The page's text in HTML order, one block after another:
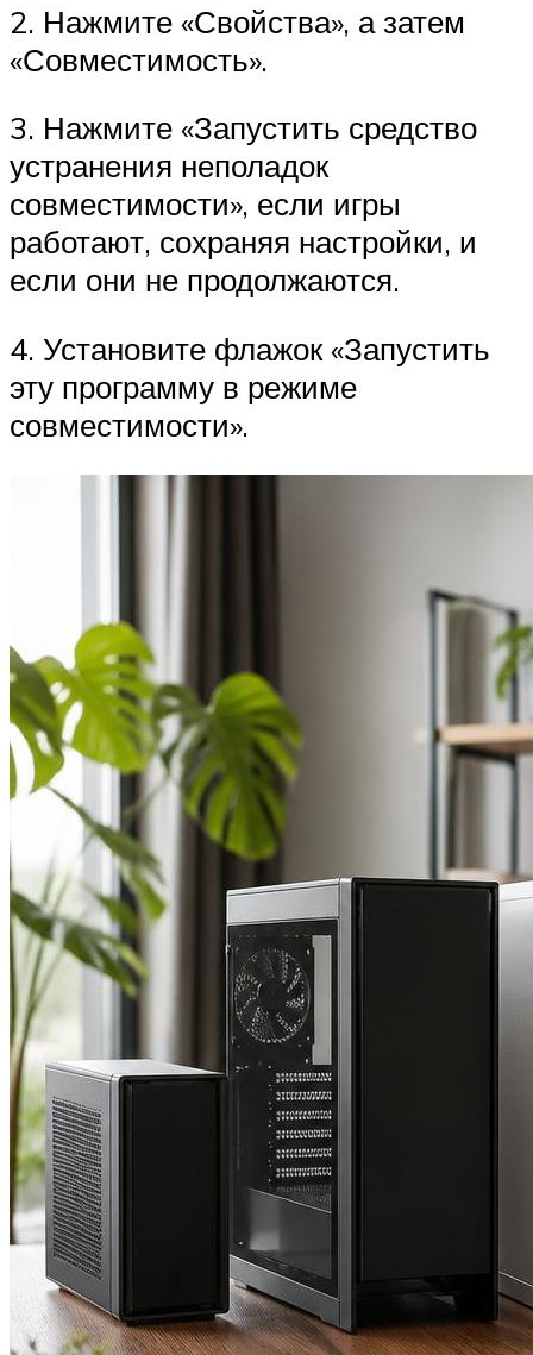
2. Нажмите «Свойства», а затем
«Совместимость».
3. Нажмите «Запустить средство
устранения неполадок
совместимости», если игры
работают, сохраняя настройки, и
если они не продолжаются.
4. Установите флажок «Запустить
эту программу в режиме
совместимости».